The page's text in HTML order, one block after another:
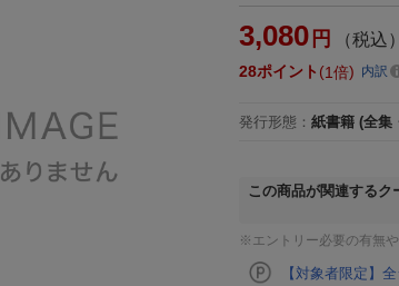
3,080 円 （税込
28ポイント 1倍 内訳
発行形態 ： 紙書籍 (全集
この商品が関連するク
※エントリー必要の有無
【対象者限定】